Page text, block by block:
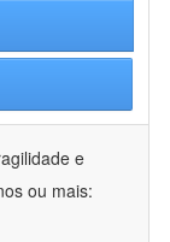
e
ou mais: